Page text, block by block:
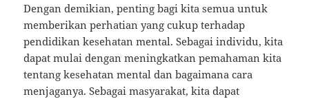
Dengan demikian, penting bagi kita semua untuk
memberikan perhatian yang cukup terhadap
pendidikan kesehatan mental. Sebagai individu, kita
dapat mulai dengan meningkatkan pemahaman kita
tentang kesehatan mental dan bagaimana cara
menjaganya. Sebagai masyarakat, kita dapat